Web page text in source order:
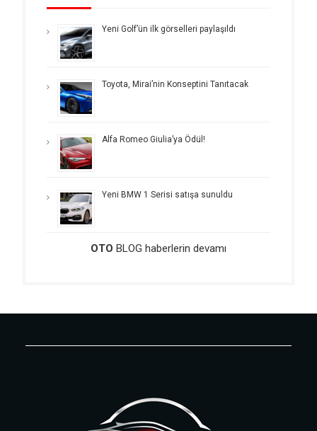
Yeni Golf’ün ilk görselleri paylaşıldı
Toyota, Mirai’nin Konseptini Tanıtacak
Alfa Romeo Giulia’ya Ödül!
Yeni BMW 1 Serisi satışa sunuldu
OTO BLOG haberlerin devamı